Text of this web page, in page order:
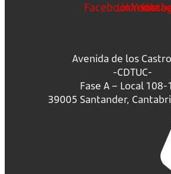
FacebookLinkedin
Avenida de los
-CDTUC-
Fase A – Local 108-
39005 Santander,